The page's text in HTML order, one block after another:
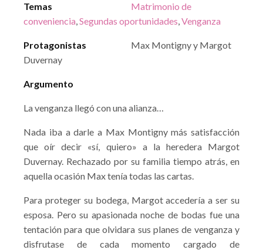
Temas
Matrimonio de
conveniencia,Segundas oportunidades,Venganza
Protagonistas
Max Montigny y Margot
Duvernay
Argumento
La venganza llegó con una alianza…
Nada iba a darle a Max Montigny más satisfacción
que oír decir «sí, quiero» a la heredera Margot
Duvernay. Rechazado por su familia tiempo atrás, en
aquella ocasión Max tenía todas las cartas.
Para proteger su bodega, Margot accedería a ser su
esposa. Pero su apasionada noche de bodas fue una
tentación para que olvidara sus planes de venganza y
disfrutase de cada momento cargado de